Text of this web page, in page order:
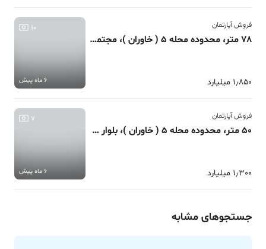
فروش آپارتمان
78 متر، محدوده محله 5 ( خاوران )، مجتمع بقیه الله
1٫850 میلیارد
10
6 ماه پیش
فروش آپارتمان
50 متر، محدوده محله 5 ( خاوران )، بلوار غدیر
1٫300 میلیارد
7
6 ماه پیش
جستجوهای مشابه